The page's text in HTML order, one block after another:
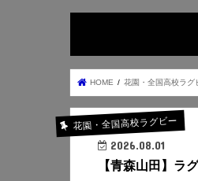
HOME 花園・全国高校ラグ
花園・全国高校ラグビー
2026.08.01
【青森山田】ラ